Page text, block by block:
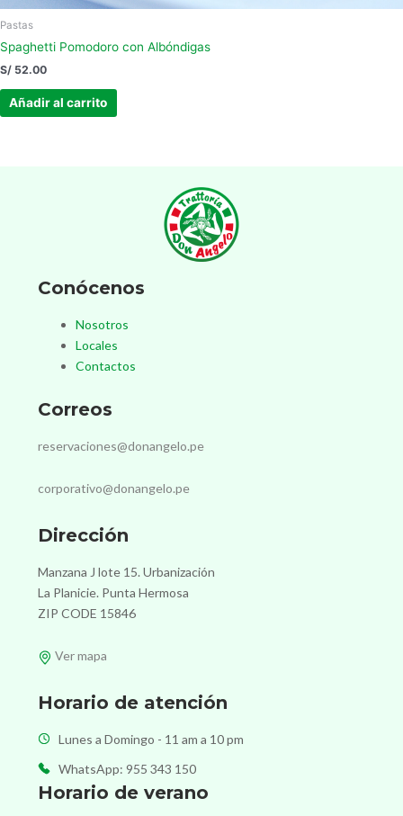
Pastas
Spaghetti Pomodoro con Albóndigas
S/ 52.00
Añadir al carrito
Conócenos
Nosotros
Locales
Contactos
Correos
reservaciones@donangelo.pe
corporativo@donangelo.pe
Dirección
Manzana J lote 15. Urbanización
La Planicie. Punta Hermosa
ZIP CODE 15846
Ver mapa
Horario de atención
Lunes a Domingo - 11 am a 10 pm
WhatsApp: 955 343 150
Horario de verano